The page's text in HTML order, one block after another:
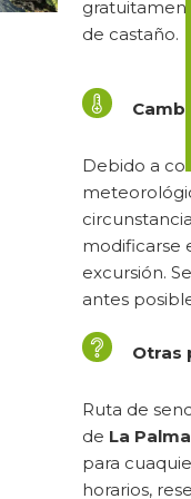
de castaño.
Debido a
modificarse
excursión.
antes
Otras
Ruta de
de La
para
horarios,